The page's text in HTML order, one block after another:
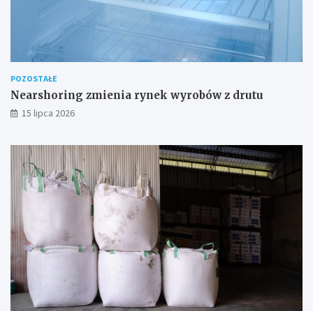
POZOSTAŁE
Nearshoring zmienia rynek wyrobów z drutu
15 lipca 2026